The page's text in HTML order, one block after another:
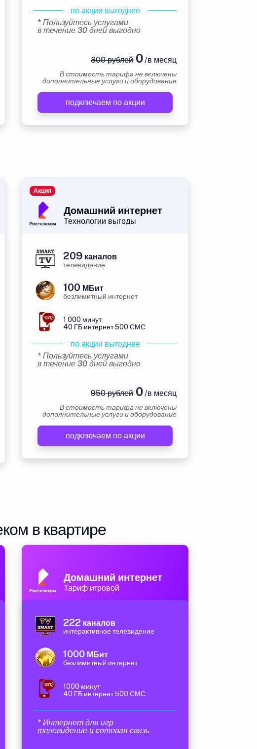
по акции выгоднее
* Пользуйтесь услугами
в течение 30 дней выгодно
800 рублей0/в месяц
В стоимость тарифа не включены
дополнительные услуги и оборудование
подключаем по акции
Домашний интернет
Технологии выгоды
Акция
209 каналов
телевидение
100 МБит
безлимитный интернет
1 000 минут
40 ГБ интернет 500 СМС
по акции выгоднее
* Пользуйтесь услугами
в течение 30 дней выгодно
950 рублей0/в месяц
В стоимость тарифа не включены
дополнительные услуги и оборудование
подключаем по акции
в квартире
Домашний интернет
Тариф игровой
222 каналов
интерактивное телевидение
1000 МБит
безлимитный интернет
1000 минут
40 ГБ интернет 500 СМС
* Интернет для игр
телевидение и сотовая связь